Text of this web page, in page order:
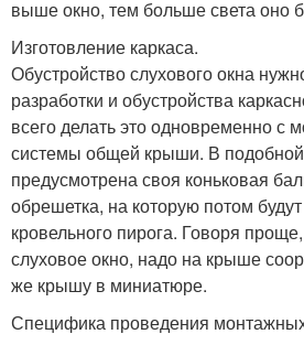
выше окно, тем больше света оно
Изготовление каркаса.
Обустройство слухового окна
разработки и обустройства
всего делать это одновременно с
системы общей крыши. В подобной
предусмотрена своя коньковая
обрешетка, на которую потом
кровельного пирога. Говоря
слуховое окно, надо на крыше
же крышу в миниатюре.
Специфика проведения